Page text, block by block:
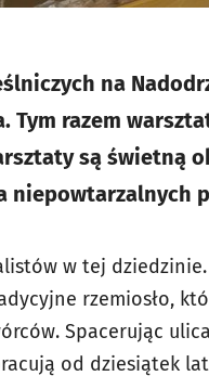
na
Tym razem
są świetną
niepowtarzalnych
w tej
rzemiosło,
Spacerując
od dziesiątek